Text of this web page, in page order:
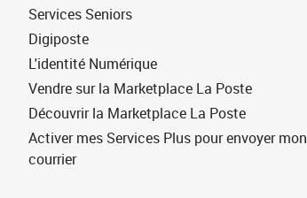
Services Seniors
Digiposte
L'identité Numérique
Vendre sur la Marketplace La Poste
Découvrir la Marketplace La Poste
Activer mes Services Plus pour envoyer mon
courrier